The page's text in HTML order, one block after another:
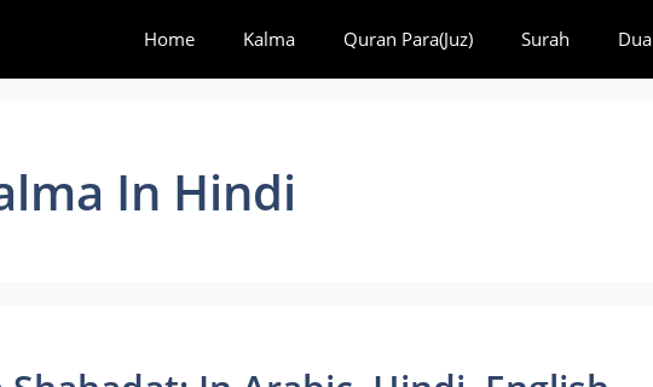
Home Kalma Quran Para(Juz) Surah Dua
In Hindi